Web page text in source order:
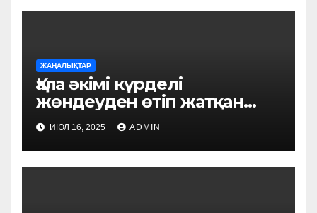
ЖАҢАЛЫҚТАР
Қала әкімі күрделі
жөндеуден өтіп жатқан
білім ордаларын аралады
ИЮЛ 16, 2025 ADMIN